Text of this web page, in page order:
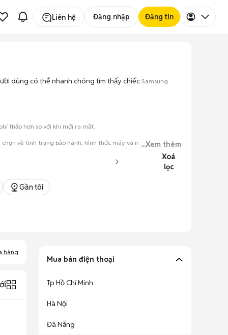
Liên hệ Đăng nhập Đăng tin
dùng có thể nhanh chóng tìm thấy chiếc Samsung
thấp hơn so với khi mới ra mắt.
về tình trạng bảo hành, hình thức máy và màu sắc....Xem thêm
Xoá
lọc
Gần tôi
hàng
Mua bán điện thoại
Tp Hồ Chí Minh
Hà Nội
Đà Nẵng